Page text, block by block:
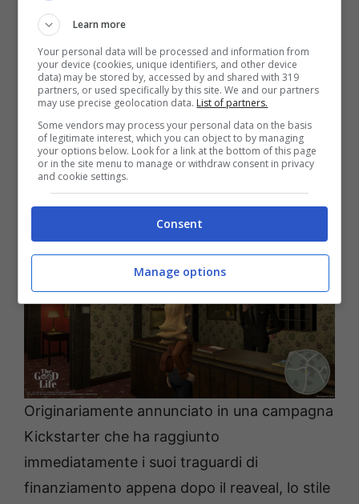
perché potresti beccarti un raffreddore. Metti
da parte un po’ di soldi e vivi sfruttando i
frutti della terra curando il tuo giardino,
stringi amicizie (ma occhio ai nemici) e vivi
una bella vita a Rainy Woods, soprattutto
dopo che avrai la tua fedele pecora da
portare a spasso per la cittadina. (Sì,
davvero).
Originariamente annunciato in una campagna
Kickstarter che ha raggiunto
immediatamente i suoi traguardi di
finanziamento appena dopo il reaveal, lo stile
Learn more
Your personal data will be processed and information from
your device (cookies, unique identifiers, and other device
data) may be stored by, accessed by and shared with 319
partners, or used specifically by this site. We and our partners
may use precise geolocation data. List of partners.
Some vendors may process your personal data on the basis
of legitimate interest, which you can object to by managing
your options below. Look for a link at the bottom of this page
or in the site menu to manage or withdraw consent in privacy
and cookie settings.
Consent
Manage options